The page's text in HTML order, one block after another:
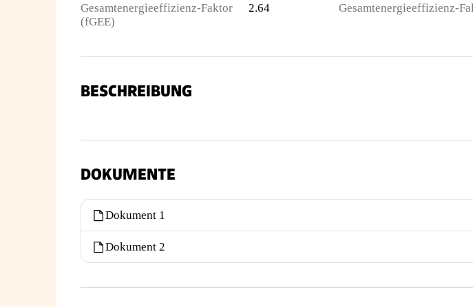
Gesamtenergieeffizienz-Faktor
(fGEE)
2.64 Gesamtenergieeffizienz-
BESCHREIBUNG
DOKUMENTE
Dokument 1
Dokument 2